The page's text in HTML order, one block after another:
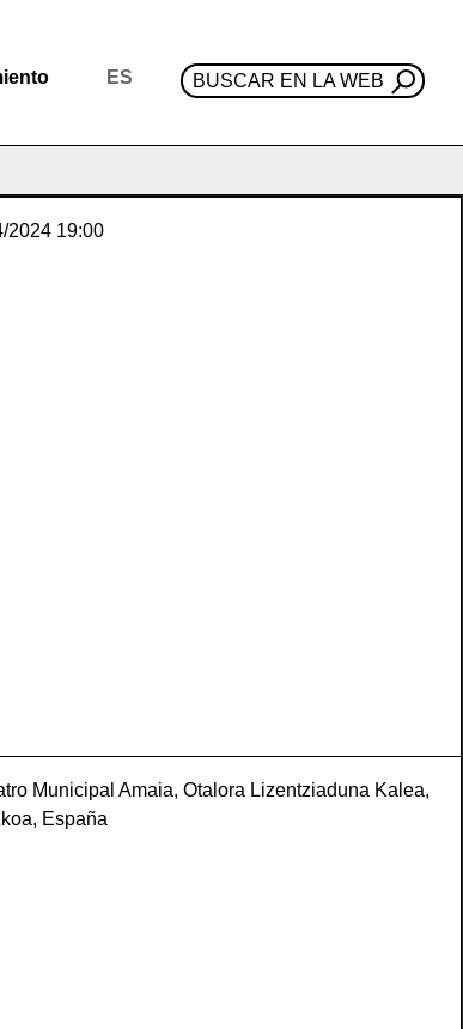
ES BUSCAR EN LA WEB
2024 19:00
Municipal Amaia, Otalora Lizentziaduna Kalea,
España